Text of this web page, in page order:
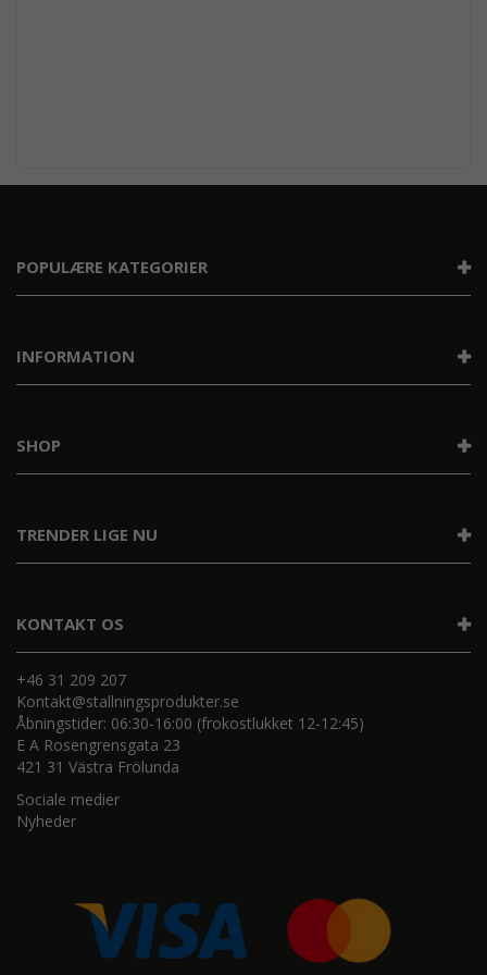
KONTAKT OS
+46 31 209 207
Kontakt@stallningsprodukter.se
Åbningstider: 06:30-16:00 (frokostlukket 12-12:45)
E A Rosengrensgata 23
421 31 Västra Frölunda
Sociale medier
Nyheder
POPULÆRE KATEGORIER
INFORMATION
TRENDER LIGE NU
SHOP